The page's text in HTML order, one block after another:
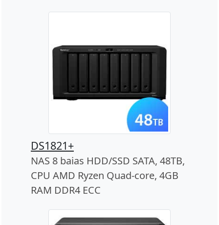
DS1821+
NAS 8 baias HDD/SSD SATA, 48TB,
CPU AMD Ryzen Quad-core, 4GB
RAM DDR4 ECC